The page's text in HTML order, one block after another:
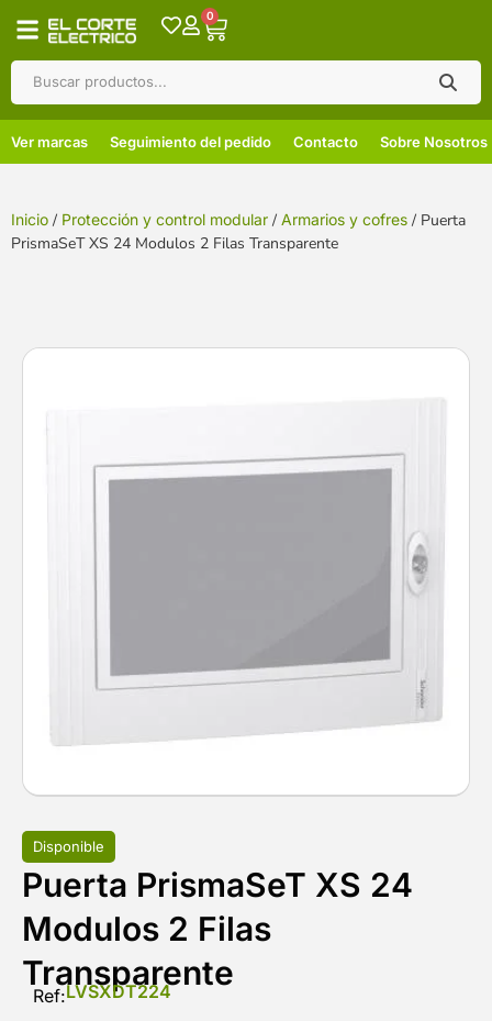
0
Ver marcas Seguimiento del pedido Contacto Sobre Nosotros
Inicio / Protección y control modular / Armarios y cofres / Puerta
PrismaSeT XS 24 Modulos 2 Filas Transparente
Disponible
Puerta PrismaSeT XS 24
Modulos 2 Filas
Transparente
Ref:LVSXDT224